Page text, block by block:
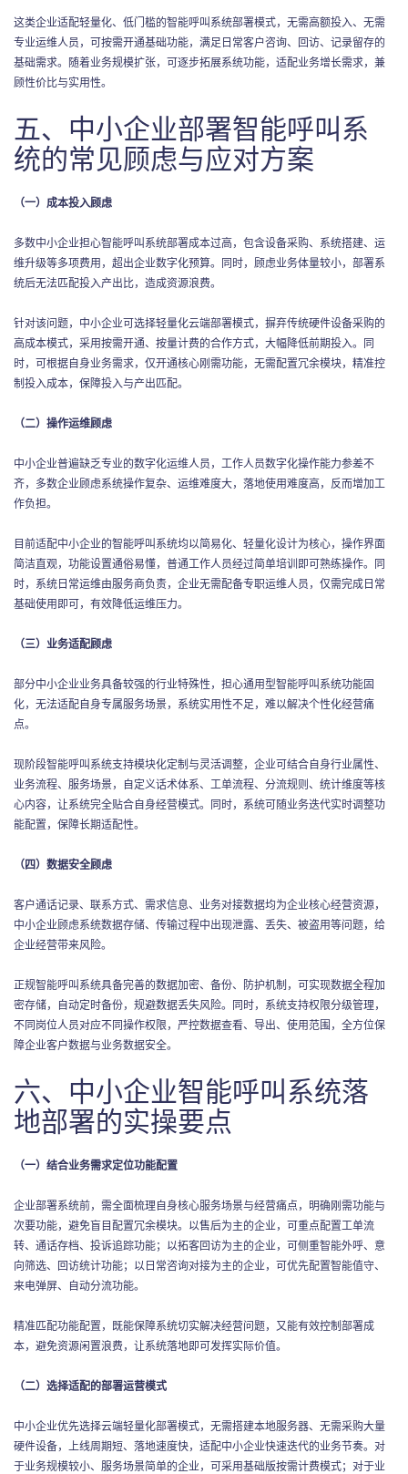
这类企业适配轻量化、低门槛的智能呼叫系统部署模式，无需高额投入、无需
专业运维人员，可按需开通基础功能，满足日常客户咨询、回访、记录留存的
基础需求。随着业务规模扩张，可逐步拓展系统功能，适配业务增长需求，兼
顾性价比与实用性。
五、中小企业部署智能呼叫系
统的常见顾虑与应对方案
（一）成本投入顾虑
多数中小企业担心智能呼叫系统部署成本过高，包含设备采购、系统搭建、运
维升级等多项费用，超出企业数字化预算。同时，顾虑业务体量较小，部署系
统后无法匹配投入产出比，造成资源浪费。
针对该问题，中小企业可选择轻量化云端部署模式，摒弃传统硬件设备采购的
高成本模式，采用按需开通、按量计费的合作方式，大幅降低前期投入。同
时，可根据自身业务需求，仅开通核心刚需功能，无需配置冗余模块，精准控
制投入成本，保障投入与产出匹配。
（二）操作运维顾虑
中小企业普遍缺乏专业的数字化运维人员，工作人员数字化操作能力参差不
齐，多数企业顾虑系统操作复杂、运维难度大，落地使用难度高，反而增加工
作负担。
目前适配中小企业的智能呼叫系统均以简易化、轻量化设计为核心，操作界面
简洁直观，功能设置通俗易懂，普通工作人员经过简单培训即可熟练操作。同
时，系统日常运维由服务商负责，企业无需配备专职运维人员，仅需完成日常
基础使用即可，有效降低运维压力。
（三）业务适配顾虑
部分中小企业业务具备较强的行业特殊性，担心通用型智能呼叫系统功能固
化，无法适配自身专属服务场景，系统实用性不足，难以解决个性化经营痛
点。
现阶段智能呼叫系统支持模块化定制与灵活调整，企业可结合自身行业属性、
业务流程、服务场景，自定义话术体系、工单流程、分流规则、统计维度等核
心内容，让系统完全贴合自身经营模式。同时，系统可随业务迭代实时调整功
能配置，保障长期适配性。
（四）数据安全顾虑
客户通话记录、联系方式、需求信息、业务对接数据均为企业核心经营资源，
中小企业顾虑系统数据存储、传输过程中出现泄露、丢失、被盗用等问题，给
企业经营带来风险。
正规智能呼叫系统具备完善的数据加密、备份、防护机制，可实现数据全程加
密存储，自动定时备份，规避数据丢失风险。同时，系统支持权限分级管理，
不同岗位人员对应不同操作权限，严控数据查看、导出、使用范围，全方位保
障企业客户数据与业务数据安全。
六、中小企业智能呼叫系统落
地部署的实操要点
（一）结合业务需求定位功能配置
企业部署系统前，需全面梳理自身核心服务场景与经营痛点，明确刚需功能与
次要功能，避免盲目配置冗余模块。以售后为主的企业，可重点配置工单流
转、通话存档、投诉追踪功能；以拓客回访为主的企业，可侧重智能外呼、意
向筛选、回访统计功能；以日常咨询对接为主的企业，可优先配置智能值守、
来电弹屏、自动分流功能。
精准匹配功能配置，既能保障系统切实解决经营问题，又能有效控制部署成
本，避免资源闲置浪费，让系统落地即可发挥实际价值。
（二）选择适配的部署运营模式
中小企业优先选择云端轻量化部署模式，无需搭建本地服务器、无需采购大量
硬件设备，上线周期短、落地速度快，适配中小企业快速迭代的业务节奏。对
于业务规模较小、服务场景简单的企业，可采用基础版按需计费模式；对于业